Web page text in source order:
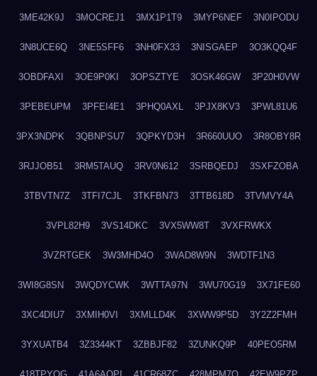
3ME42K9J 3MOCREJ1 3MX1P1T9 3MYP6NEF 3N0IPODU
3N8UCE6Q 3NE5SFF6 3NH0FX33 3NISGAEP 3O3KQQ4F
3OBDFAXI 3OE9P0KI 3OPSZTYE 3OSK46GW 3P20H0VW
3PEBEUPM 3PFEI4E1 3PHQ0AXL 3PJX8KV3 3PWL81U6
3PX3NDPK 3QBNPSU7 3QPKYD3H 3R660UUO 3R8OBY8R
3RJJOB51 3RM5TAUQ 3RV0N612 3SRBQEDJ 3SXFZOBA
3TBVTN7Z 3TFI7CJL 3TKFBN73 3TTB618D 3TVMVY4A
3VPL82H9 3VS14DKC 3VX5WW8T 3VXFRWKX
3VZRTGEK 3W3MHD4O 3WAD8W9N 3WDTF1N3
3WI8G8SN 3WQDYCWK 3WTTA97N 3WU70G19 3X71FE60
3XC4DIU7 3XMIH0VI 3XMLLD4K 3XWW9P5D 3Y2Z2FMH
3YXUATB4 3Z3344KT 3ZBBJF82 3ZUNKQ9P 40PEO5RM